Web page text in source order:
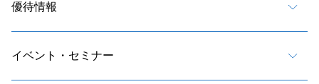
優待情報
イベント・セミナー